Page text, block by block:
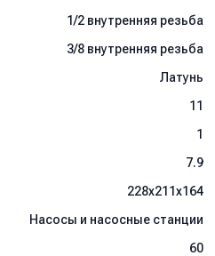
1/2 внутренняя резьба
3/8 внутренняя резьба
Латунь
11
1
7.9
228x211x164
Насосы и насосные станции
60